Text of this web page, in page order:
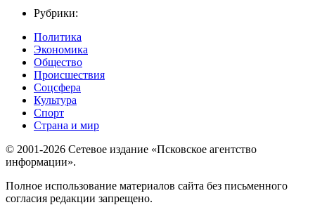
Рубрики:
Политика
Экономика
Общество
Происшествия
Соцсфера
Культура
Спорт
Страна и мир
© 2001-2026 Сетевое издание «Псковское агентство
информации».
Полное использование материалов сайта без письменного
согласия редакции запрещено.